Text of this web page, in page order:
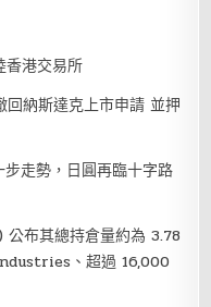
香港交易所
納斯達克上市申請 並押
走勢，日圓再臨十字路
布其總持倉量約為 3.78
、超過 16,000